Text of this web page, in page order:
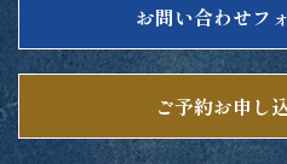
お問い合わせフ
ご予約お申し